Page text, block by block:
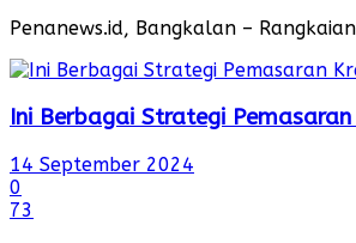
Penanews.id, Bangkalan –
Ini Berbagai Strategi
14 September 2024
0
73